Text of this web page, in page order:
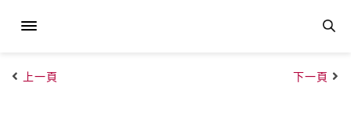
上一頁 下一頁